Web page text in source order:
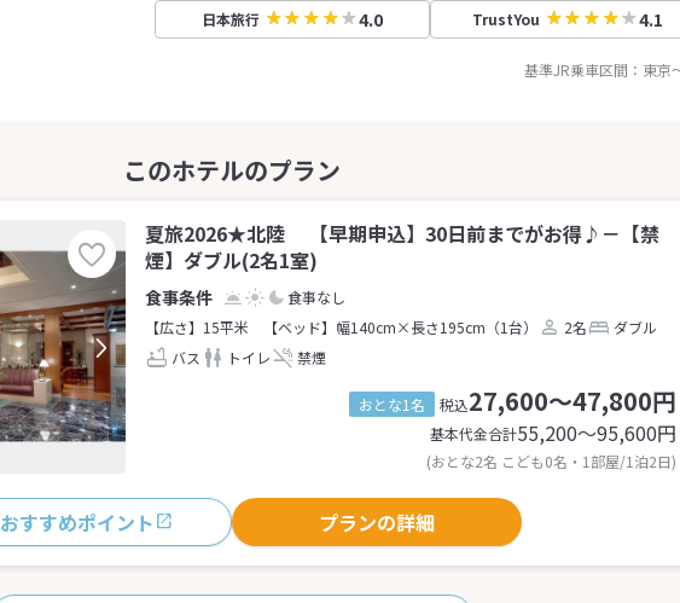
日本旅行 4.0 TrustYou 4.1
基準JR乗車区間： 東京
夏旅2026★北陸 【早期申込】30日前までがお得♪－【禁
煙】ダブル(2名1室)
食事なし
【広さ】15平米
【ベッド】幅140cm×長さ195cm（1台） 2名
ダブル
バス
トイレ 禁煙
おとな1名 税込27,600～47,800円
基本代金合計55,200〜95,600円
(おとな2名 こども0名・1部屋/1泊2日)
おすすめポイント プランの詳細